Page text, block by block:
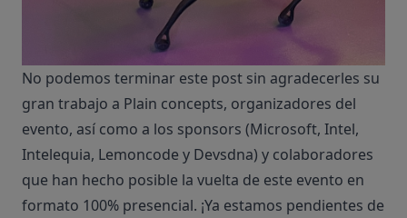
No podemos terminar este post sin agradecerles su
gran trabajo a Plain concepts, organizadores del
evento, así como a los sponsors (Microsoft, Intel,
Intelequia, Lemoncode y Devsdna) y colaboradores
que han hecho posible la vuelta de este evento en
formato 100% presencial. ¡Ya estamos pendientes de